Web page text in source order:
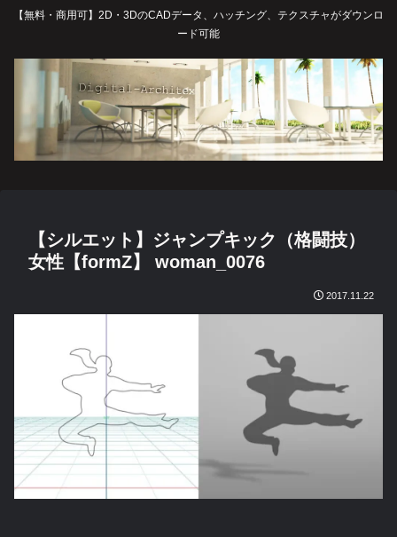
【無料・商用可】2D・3DのCADデータ、ハッチング、テクスチャがダウンロ
ード可能
【シルエット】ジャンプキック（格闘技）
女性【formZ】 woman_0076
2017.11.22